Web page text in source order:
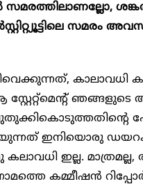
സമരത്തിലാണല്ലോ,
സമരം
ഇനിയൊരു
ഇല്ല.
കമ്മീഷൻ